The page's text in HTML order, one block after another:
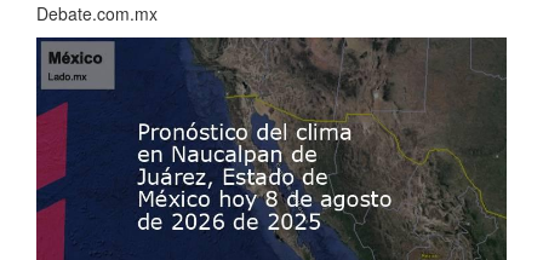
Debate.com.mx